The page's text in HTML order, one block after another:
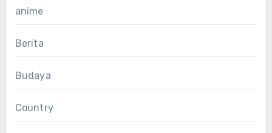
anime
Berita
Budaya
Country